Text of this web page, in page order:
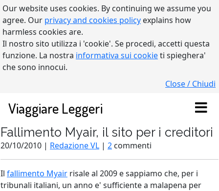
Our website uses cookies. By continuing we assume you
agree. Our privacy and cookies policy explains how
harmless cookies are.
Il nostro sito utilizza i 'cookie'. Se procedi, accetti questa
funzione. La nostra informativa sui cookieti spieghera'
che sono innocui.
Close / Chiudi
Viaggiare Leggeri
Fallimento Myair, il sito per i creditori
20/10/2010 | Redazione VL | 2 commenti
Il fallimento Myair risale al 2009 e sappiamo che, per i
tribunali italiani, un anno e' sufficiente a malapena per